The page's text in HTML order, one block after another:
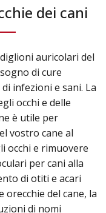
dei cani
auricolari del
di cure
infezioni e sani. La
occhi e delle
è utile per
vostro cane al
occhi e rimuovere
per cani alla
di otiti e acari
del cane, la
di nomi